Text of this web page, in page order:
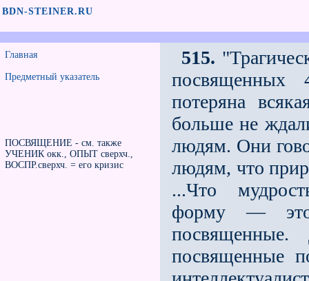
BDN-STEINER.RU
Главная
Предметный указатель
ПОСВЯЩЕНИЕ - см. также
УЧЕНИК окк., ОПЫТ сверхч.,
ВОСПР.сверхч. = его кризис
515.
посвященных
потеряна
больше не
людям. Они
людям, что
...Что
форму — это
посвященные